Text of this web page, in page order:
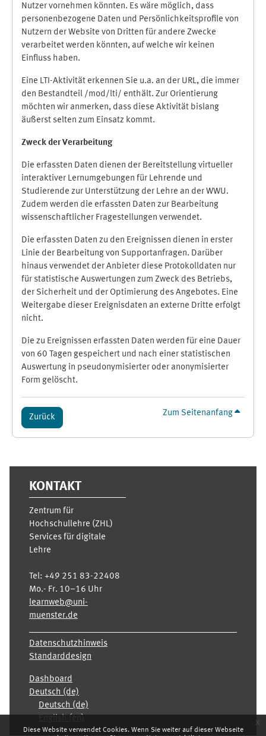
Diese Website verwendet Cookies. Wenn Sie weiter auf dieser Webseite
x
Nutzer vornehmen könnten. Es wäre möglich, dass
personenbezogene Daten und Persönlichkeitsprofile von
Nutzern der Website von Dritten für andere Zwecke
verarbeitet werden könnten, auf welche wir keinen
Einfluss haben.
Eine LTI-Aktivität erkennen Sie u.a. an der URL, die immer
den Bestandteil /mod/lti/ enthält. Zur Orientierung
möchten wir anmerken, dass diese Aktivität bislang
äußerst selten zum Einsatz kommt.
Zweck der Verarbeitung
Die erfassten Daten dienen der Bereitstellung virtueller
interaktiver Lernumgebungen für Lehrende und
Studierende zur Unterstützung der Lehre an der WWU.
Zudem werden die erfassten Daten zur Bearbeitung
wissenschaftlicher Fragestellungen verwendet.
Die erfassten Daten zu den Ereignissen dienen in erster
Linie der Bearbeitung von Supportanfragen. Darüber
hinaus verwendet der Anbieter diese Protokolldaten nur
für statistische Auswertungen zum Zweck des Betriebs,
der Sicherheit und der Optimierung des Angebotes. Eine
Weitergabe dieser Ereignisdaten an externe Dritte erfolgt
nicht.
Die zu Ereignissen erfassten Daten werden für eine Dauer
von 60 Tagen gespeichert und nach einer statistischen
Auswertung in pseudonymisierter oder anonymisierter
Form gelöscht.
Zurück Zum Seitenanfang
KONTAKT
Zentrum für
Hochschullehre (ZHL)
Services für digitale
Lehre
Tel: +49 251 83-22408
Mo.- Fr. 10–16 Uhr
learnweb@uni-
muenster.de
Datenschutzhinweis
Standarddesign
Dashboard
Deutsch ‎(de)‎
Deutsch ‎(de)‎